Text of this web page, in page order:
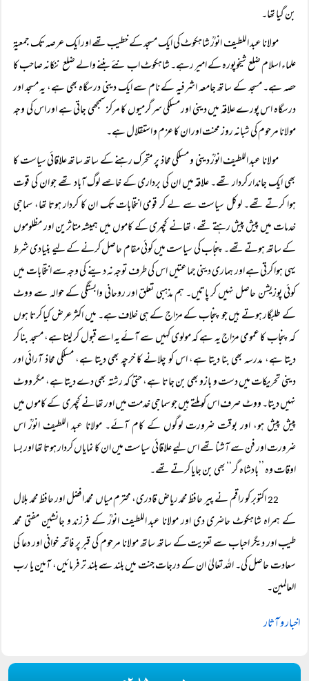
بن گیا تھا۔
مولانا عبد اللطیف انورؒ شاہکوٹ کی ایک مسجد کے خطیب تھے اور ایک عرصہ تک جمعیۃ
علماء اسلام ضلع شیخوپورہ کے امیر رہے۔ شاہکوٹ اب نئے بننے والے ضلع ننکانہ صاحب کا
حصہ ہے۔ مسجد کے ساتھ جامعہ اشرفیہ کے نام سے ایک دینی درسگاہ بھی ہے، یہ مسجد اور
درسگاہ اس پورے علاقہ میں دینی اور مسلکی سرگرمیوں کا مرکز سمجھی جاتی ہے اور اس کی وجہ
مولانا مرحوم کی شبانہ روز محنت اور ان کا عزم و استقلال ہے۔
مولانا عبد اللطیف انورؒ دینی و مسلکی محاذ پر متحرک رہنے کے ساتھ ساتھ علاقائی سیاست کا
بھی ایک جاندار کردار تھے۔ علاقہ میں ان کی برداری کے خاصے لوگ آباد تھے جو ان کی قوت
ہوا کرتے تھے۔ لوکل سیاست سے لے کر قومی انتخابات تک ان کا کردار ہوتا تھا، سماجی
خدمات میں پیش پیش رہتے تھے، تھانے کچہری کے کاموں میں ہمیشہ متاثرین اور مظلوموں
کے ساتھ ہوتے تھے۔ پنجاب کی سیاست میں کوئی مقام حاصل کرنے کے لیے بنیادی شرط
یہی ہوا کرتی ہے اور ہماری دینی جماعتیں اس کی طرف توجہ نہ دینے کی وجہ سے انتخابات میں
کوئی پوزیشن حاصل نہیں کر پاتیں۔ ہم مذہبی تعلق اور روحانی وابستگی کے حوالہ سے ووٹ
کے طلبگار ہوتے ہیں جو پنجاب کے مزاج کے ہی خلاف ہے۔ میں اکثر عرض کیا کرتا ہوں
کہ پنجاب کا عمومی مزاج یہ ہے کہ مولوی کہیں سے آئے یہ اسے قبول کر لیتا ہے، مسجد بنا کر
دیتا ہے، مدرسہ بھی بنا دیتا ہے، اس کو چلانے کا خرچہ بھی دیتا ہے، مسلکی محاذ آرائی اور
دینی تحریکات میں دست و بازو بھی بن جاتا ہے، حتیٰ کہ رشتہ بھی دے دیتا ہے، مگر ووٹ
نہیں دیتا۔ ووٹ صرف اس کو ملتے ہیں جو سماجی خدمت میں اور تھانے کچہری کے کاموں میں
پیش پیش ہو، اور بوقت ضرورت لوگوں کے کام آئے۔ مولانا عبد اللطیف انورؒ اس
ضرورت اور فن سے آشنا تھے اس لیے علاقائی سیاست میں ان کا نمایاں کردار ہوتا تھا اور بسا
اوقات وہ ’’بادشاہ گر‘‘ بھی بن جایا کرتے تھے۔
22اکتوبر کو راقم نے پیر حافظ محمد ریاض قادری، محترم میاں محمد افضل اور حافظ محمد بلال
کے ہمراہ شاہکوٹ حاضری دی اور مولانا عبد اللطیف انورؒ کے فرزند و جانشین مفتی محمد
طیب اور دیگر احباب سے تعزیت کے ساتھ ساتھ مولانا مرحوم کی قبر پر فاتحہ خوانی اور دعا کی
سعادت حاصل کی۔ اللہ تعالیٰ ان کے درجات جنت میں بلند سے بلند تر فرمائیں، آمین یا رب
العالمین۔
اخبار و آثار